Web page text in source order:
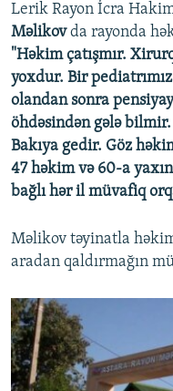
Lerik Rayon İcra
Məlikovda rayonda
"Həkim çatışmır.
yoxdur. Bir
olandan sonra
öhdəsindən gələ
Bakıya gedir. Göz
47 həkim və 60-a
bağlı hər il müvafiq
Məlikov təyinatla
aradan qaldırmağın